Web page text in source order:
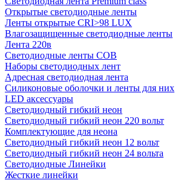
Открытые светодиодные ленты
Ленты открытые CRI>98 LUX
Влагозащищенные светодиодные ленты
Лента 220в
Светодиодные ленты COB
Наборы светодиодных лент
Адресная светодиодная лента
Силиконовые оболочки и ленты для них
LED аксессуары
Светодиодный гибкий неон
Светодиодный гибкий неон 220 вольт
Комплектующие для неона
Светодиодный гибкий неон 12 вольт
Светодиодный гибкий неон 24 вольта
Светодиодные Линейки
Жесткие линейки